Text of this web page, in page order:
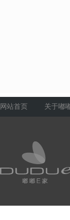
网站首页 关于嘟